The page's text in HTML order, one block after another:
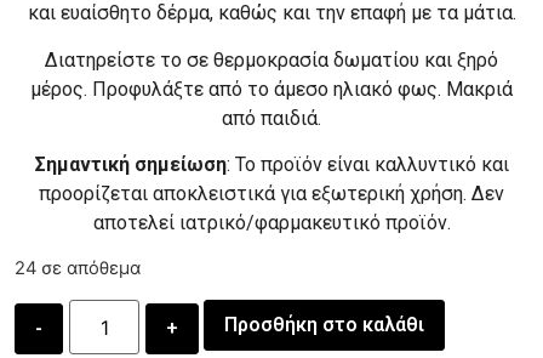
και ευαίσθητο δέρμα, καθώς και την επαφή με τα μάτια.
Διατηρείστε το σε θερμοκρασία δωματίου και ξηρό
μέρος. Προφυλάξτε από το άμεσο ηλιακό φως. Μακριά
από παιδιά.
Σημαντική σημείωση: Το προϊόν είναι καλλυντικό και
προορίζεται αποκλειστικά για εξωτερική χρήση. Δεν
αποτελεί ιατρικό/φαρμακευτικό προϊόν.
24 σε απόθεμα
Προσθήκη στο καλάθι